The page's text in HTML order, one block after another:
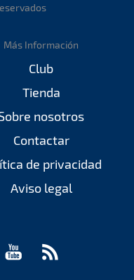
Más Información
Club
Tienda
nosotros
Contactar
de privacidad
Aviso legal